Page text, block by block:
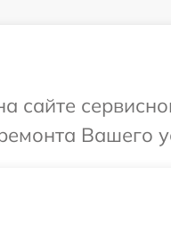
сайте
Вашего